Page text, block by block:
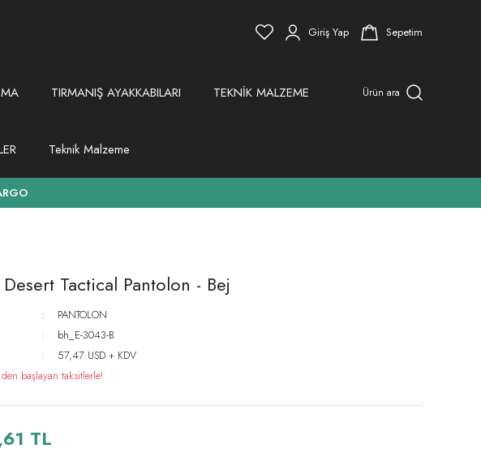
Giriş Yap Sepetim
TIRMANIŞ AYAKKABILARI TEKNİK MALZEME
Teknik Malzeme
Ürün ara
Tactical Pantolon - Bej
PANTOLON
bh_E-3043-B
57,47 USD + KDV
başlayan taksitlerle!
TL